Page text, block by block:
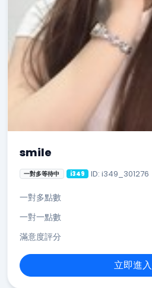
smile
一對多等待中 i349 ID: i349_301276
一對多點數
一對一點數
滿意度評分
立即進入